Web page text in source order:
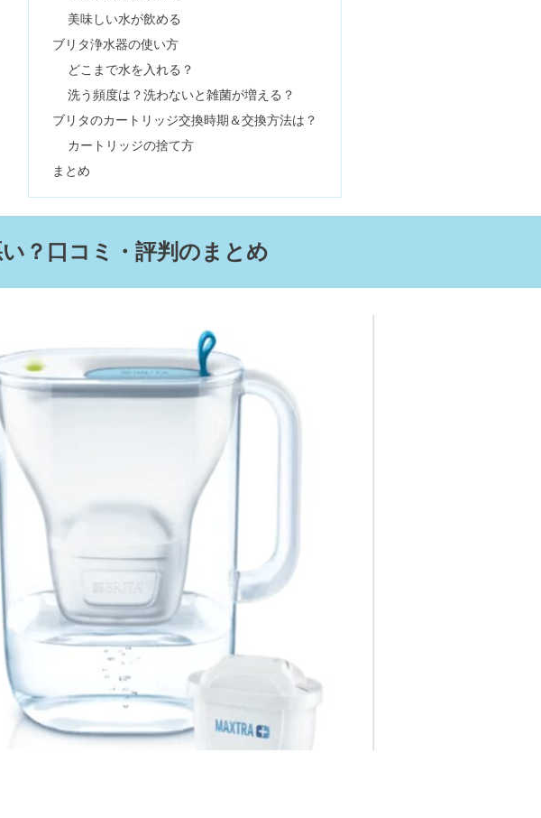
ペリー愛用芸能人！大学生は着れる？年齢層&評判まとめ
ス化粧品の口コミ！ローションの効果や販売店舗は？
ートはやばい？肉のハナマサとの違い＆まずい評判は本当？
行はやばい・もうだめ？なぜ潰れない&今後どうなる？
フェはやばい？大宮と熊谷がひどい&気持ち悪いのは嘘？
はなぜ人気？まずい・気持ち悪い・体に悪い成分って本当？
バッグはなぜ人気？ダサい・痛いの？偽物の見分け方も
キーリングは気持ち悪い＆指輪はダサい？どこにつける？
美味しい水が飲める
ブリタ浄水器の使い方
どこまで水を入れる？
洗う頻度は？洗わないと雑菌が増える？
ブリタのカートリッジ交換時期＆交換方法は？
カートリッジの捨て方
まとめ
？口コミ・評判のまとめ